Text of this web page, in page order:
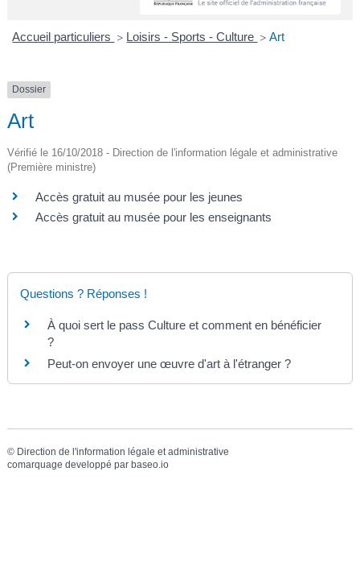
E
Accueil particuliers > Loisirs - Sports - Culture > Art
Dossier
Art
Vérifié le 16/10/2018 - Direction de l'information légale et administrative
(Première ministre)
Accès gratuit au musée pour les jeunes
Accès gratuit au musée pour les enseignants
Questions ? Réponses !
À quoi sert le pass Culture et comment en bénéficier
?
Peut-on envoyer une œuvre d'art à l'étranger ?
© Direction de l'information légale et administrative
comarquage developpé par baseo.io